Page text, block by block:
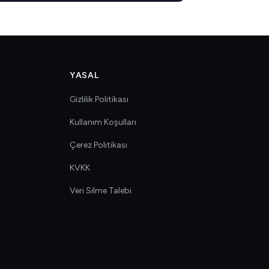
YASAL
Gizlilik Politikası
Kullanım Koşulları
Çerez Politikası
KVKK
Veri Silme Talebi